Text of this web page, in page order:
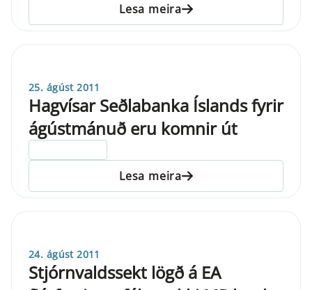
Lesa meira
25. ágúst 2011
Hagvísar Seðlabanka Íslands fyrir
ágústmánuð eru komnir út
Lesa meira
24. ágúst 2011
Stjórnvaldssekt lögð á EA